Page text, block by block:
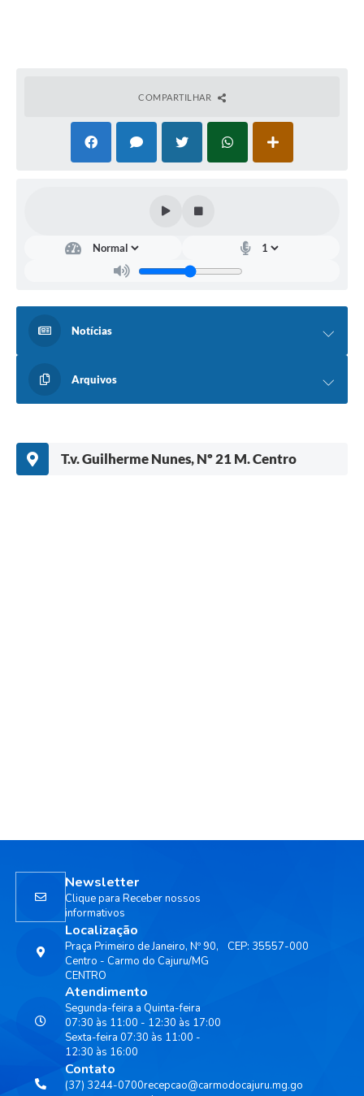
COMPARTILHAR
Notícias
Arquivos
T.v. Guilherme Nunes, Nº 21 M. Centro
Localização
Praça Primeiro de Janeiro, Nº 90,
Centro - Carmo do Cajuru/MG
CENTRO
CEP: 35557-000
Contato
(37) 3244-0700recepcao@carmodocajuru.mg.go
Atendimento
Segunda-feira a Quinta-feira
07:30 às 11:00 - 12:30 às 17:00
Sexta-feira 07:30 às 11:00 -
12:30 às 16:00
Newsletter
Clique para Receber nossos
informativos